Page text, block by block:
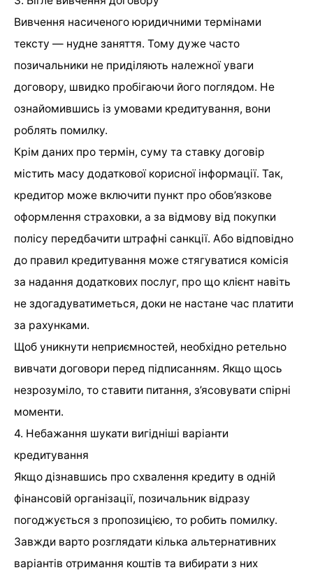
Вивчення насиченого юридичними термінами
тексту — нудне заняття. Тому дуже часто
позичальники не приділяють належної уваги
договору, швидко пробігаючи його поглядом. Не
ознайомившись із умовами кредитування, вони
роблять помилку.
Крім даних про термін, суму та ставку договір
містить масу додаткової корисної інформації. Так,
кредитор може включити пункт про обов’язкове
оформлення страховки, а за відмову від покупки
полісу передбачити штрафні санкції. Або відповідно
до правил кредитування може стягуватися комісія
за надання додаткових послуг, про що клієнт навіть
не здогадуватиметься, доки не настане час платити
за рахунками.
Щоб уникнути неприємностей, необхідно ретельно
вивчати договори перед підписанням. Якщо щось
незрозуміло, то ставити питання, з’ясовувати спірні
моменти.
4. Небажання шукати вигідніші варіанти
кредитування
Якщо дізнавшись про схвалення кредиту в одній
фінансовій організації, позичальник відразу
погоджується з пропозицією, то робить помилку.
Завжди варто розглядати кілька альтернативних
варіантів отримання коштів та вибирати з них